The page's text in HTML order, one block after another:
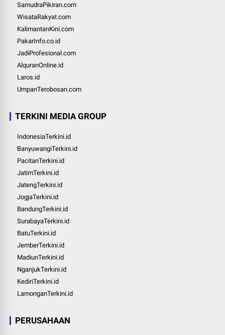
SamudraPikiran.com
WisataRakyat.com
KalimantanKini.com
PakarInfo.co.id
JadiProfesional.com
AlquranOnline.id
Laros.id
UmpanTerobosan.com
TERKINI MEDIA GROUP
IndonesiaTerkini.id
BanyuwangiTerkini.id
PacitanTerkini.id
JatimTerkini.id
JatengTerkini.id
JogjaTerkini.id
BandungTerkini.id
SurabayaTerkini.id
BatuTerkini.id
JemberTerkini.id
MadiunTerkini.id
NganjukTerkini.id
KediriTerkini.id
LamonganTerkini.id
PERUSAHAAN